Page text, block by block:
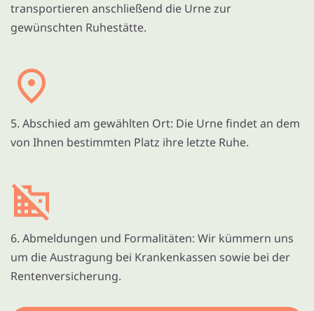
transportieren anschließend die Urne zur
gewünschten Ruhestätte.
5. Abschied am gewählten Ort: Die Urne findet an dem
von Ihnen bestimmten Platz ihre letzte Ruhe.
6. Abmeldungen und Formalitäten: Wir kümmern uns
um die Austragung bei Krankenkassen sowie bei der
Rentenversicherung.